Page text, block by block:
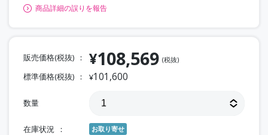
商品詳細の誤りを報告
販売価格(税抜) ¥108,569 (税抜)
標準価格(税抜) ¥101,600
数量
在庫状況 お取り寄せ